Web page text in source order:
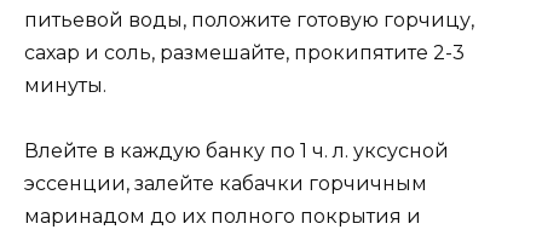
питьевой воды, положите готовую горчицу,
сахар и соль, размешайте, прокипятите 2-3
минуты.
Влейте в каждую банку по 1 ч. л. уксусной
эссенции, залейте кабачки горчичным
маринадом до их полного покрытия и